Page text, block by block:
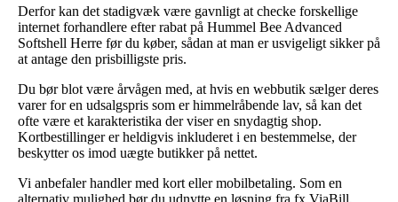
Derfor kan det stadigvæk være gavnligt at checke forskellige
internet forhandlere efter rabat på Hummel Bee Advanced
Softshell Herre før du køber, sådan at man er usvigeligt sikker på
at antage den prisbilligste pris.
Du bør blot være årvågen med, at hvis en webbutik sælger deres
varer for en udsalgspris som er himmelråbende lav, så kan det
ofte være et karakteristika der viser en snydagtig shop.
Kortbestillinger er heldigvis inkluderet i en bestemmelse, der
beskytter os imod uægte butikker på nettet.
Vi anbefaler handler med kort eller mobilbetaling. Som en
alternativ mulighed bør du udnytte en løsning fra fx ViaBill,